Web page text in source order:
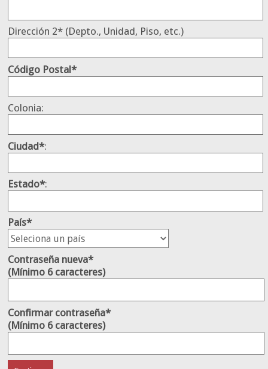
Dirección 2* (Depto., Unidad, Piso, etc.)
Código Postal*
Colonia:
Ciudad*:
Estado*:
País*
Contraseña nueva*
(Mínimo 6 caracteres)
Confirmar contraseña*
(Mínimo 6 caracteres)